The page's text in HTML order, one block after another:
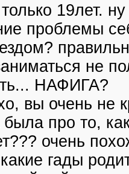
19лет.
проблемы
не
НАФИГА?
вы очень не
про то,
очень
гады